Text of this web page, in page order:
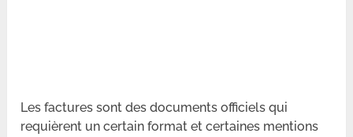
Les factures sont des documents officiels qui
requièrent un certain format et certaines mentions